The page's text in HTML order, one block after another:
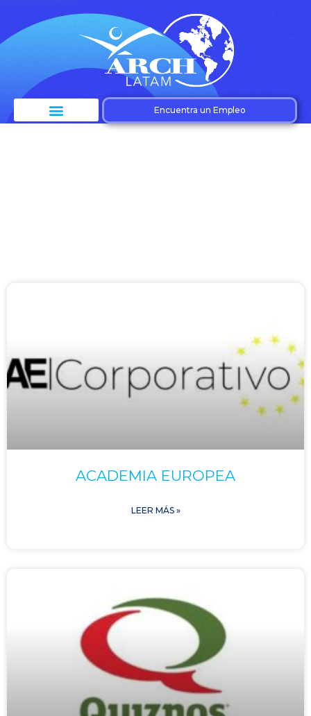
Encuentra un Empleo
ACADEMIA EUROPEA
LEER MÁS »